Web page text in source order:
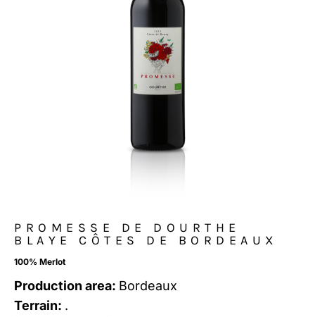
PROMESSE DE DOURTHE
BLAYE CÔTES DE BORDEAUX
100% Merlot
Production area: Bordeaux
Terrain: .